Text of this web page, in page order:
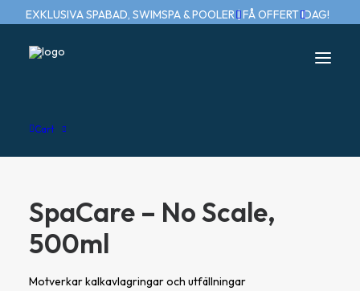
EXKLUSIVA SPABAD, SWIMSPA & POOLER | FÅ OFFERT IDAG!
Cart
Home
SpaCare – No Scale,
500ml
Motverkar kalkavlagringar och utfällningar